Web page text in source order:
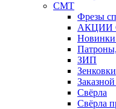
CMT
Фрезы
АКЦИИ
ЗИП
Зенковки
Свёрла
Свёрла